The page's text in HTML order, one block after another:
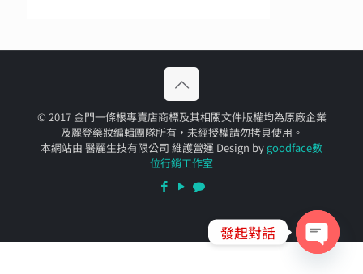
© 2017 金門一條根專賣店商標及其相關文件版權均為原廠企業
及麗登藥妝編輯團隊所有，未經授權請勿拷貝使用。
本網站由 醫麗生技有限公司 維護營運 Design by goodface數
位行銷工作室
發起對話
Open